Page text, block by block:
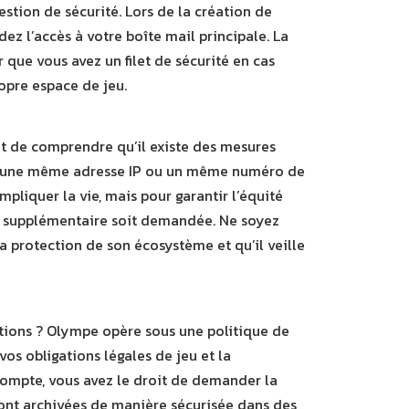
de sécurité. Lors de la création de
l’accès à votre boîte mail principale. La
vous avez un filet de sécurité en cas
espace de jeu.
comprendre qu’il existe des mesures
même adresse IP ou un même numéro de
la vie, mais pour garantir l’équité
soit demandée. Ne soyez
protection de son écosystème et qu’il veille
? Olympe opère sous une politique de
obligations légales de jeu et la
vous avez le droit de demander la
archivées de manière sécurisée dans des